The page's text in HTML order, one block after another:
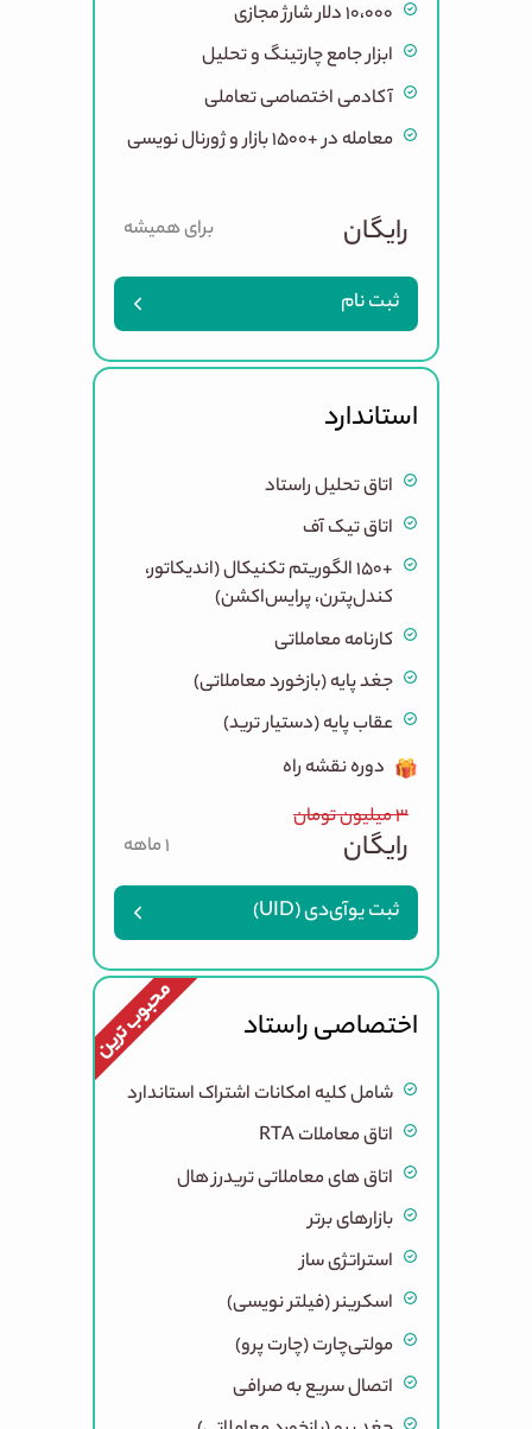
۱۰،۰۰۰ دلار شارژ مجازی
ابزار جامع چارتینگ و تحلیل
آکادمی اختصاصی تعاملی
معامله در +۱۵۰۰ بازار و ژورنال نویسی
رایگان برای همیشه
ثبت نام
استاندارد
اتاق تحلیل راستاد
اتاق تیک آف
+۱۵۰ الگوریتم تکنیکال (اندیکاتور،
کندل‌پترن، پرایس‌اکشن)
کارنامه معاملاتی
جغد پایه (بازخورد معاملاتی)
عقاب پایه (دستیار ترید)
دوره نقشه راه
۳میلیونتومان
رایگان 1 ماهه
ثبت یوآی‌دی (UID)
محبوب ترین اختصاصی راستاد
شامل کلیه امکانات اشتراک استاندارد
اتاق معاملات RTA
اتاق های معاملاتی تریدرز هال
بازارهای برتر
استراتژی ساز
اسکرینر (فیلتر نویسی)
مولتی‌چارت (چارت پرو)
اتصال سریع به صرافی